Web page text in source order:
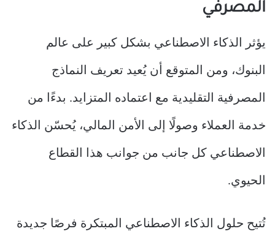
المصرفي
يؤثر الذكاء الاصطناعي بشكل كبير على عالم
البنوك، ومن المتوقع أن يُعيد تعريف النماذج
المصرفية التقليدية مع اعتماده المتزايد. بدءًا من
خدمة العملاء وصولًا إلى الأمن المالي، يُحسّن الذكاء
الاصطناعي كل جانب من جوانب هذا القطاع
الحيوي.
تُتيح حلول الذكاء الاصطناعي المبتكرة فرصًا جديدة